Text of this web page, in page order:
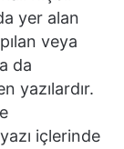
yer alan
veya
da
yazılardır.
içlerinde